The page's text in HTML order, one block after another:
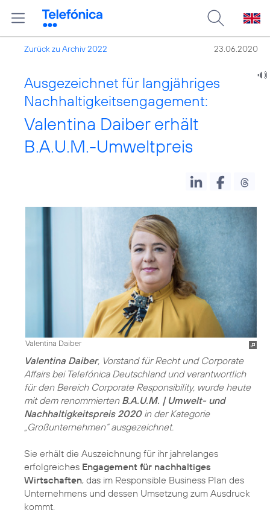
Zurück zu Archiv 2022 23.06.2020
Ausgezeichnet für langjähriges
Nachhaltigkeitsengagement:
Valentina Daiber erhält
B.A.U.M.-Umweltpreis
Valentina Daiber
Valentina Daiber, Vorstand für Recht und Corporate
Affairs bei Telefónica Deutschland und verantwortlich
für den Bereich Corporate Responsibility, wurde heute
mit dem renommierten B.A.U.M. | Umwelt- und
Nachhaltigkeitspreis 2020in der Kategorie
„Großunternehmen“ ausgezeichnet.
Sie erhält die Auszeichnung für ihr jahrelanges
erfolgreiches Engagement für nachhaltiges
Wirtschaften, das im Responsible Business Plan des
Unternehmens und dessen Umsetzung zum Ausdruck
kommt.